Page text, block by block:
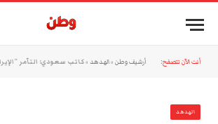
أنت الآن تتصفح: أرشيف وطن »الهدهد »كاتب سعودي: التآمر “الإيراني والعُماني
الهدهد